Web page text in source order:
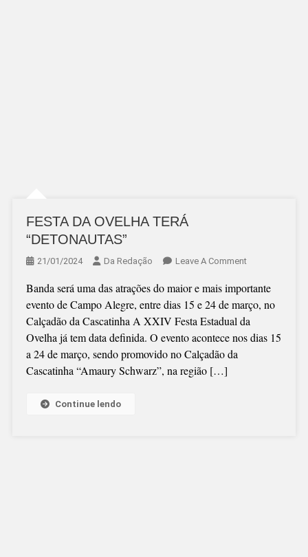
FESTA DA OVELHA TERÁ
“DETONAUTAS”
21/01/2024 Da Redação Leave A CommentOn
DA
OVELHA
TERÁ
Banda será uma das atrações do maior e mais importante
evento de Campo Alegre, entre dias 15 e 24 de março, no
Calçadão da Cascatinha A XXIV Festa Estadual da
Ovelha já tem data definida. O evento acontece nos dias 15
a 24 de março, sendo promovido no Calçadão da
Cascatinha “Amaury Schwarz”, na região […]
Continue lendo